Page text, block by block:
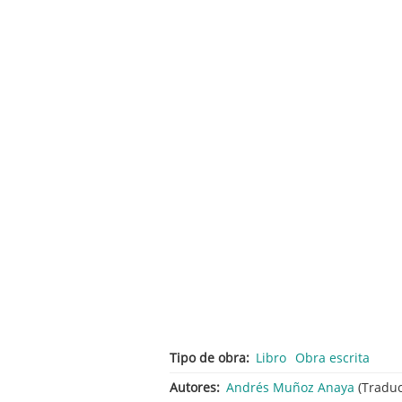
Tipo de obra Libro Obra escrita
Autores Andrés Muñoz Anaya